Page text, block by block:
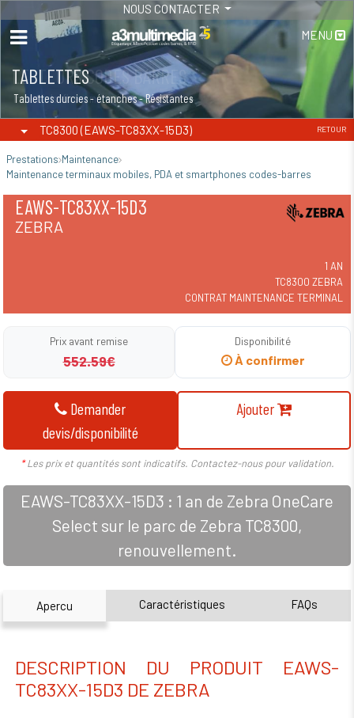
NOUS CONTACTER
MENU
TABLETTES
Tablettes durcies - étanches - Résistantes
TC8300 (EAWS-TC83XX-15D3) RETOUR
Prestations Maintenance
Maintenance terminaux mobiles, PDA et smartphones codes-barres
EAWS-TC83XX-15D3
ZEBRA
1 AN
TC8300 ZEBRA
CONTRAT MAINTENANCE TERMINAL
Prix avant remise
552.59€
Disponibilité
À confirmer
Demander
devis/disponibilité
Ajouter
*Les prix et quantités sont indicatifs. Contactez-nous pour validation.
EAWS-TC83XX-15D3 : 1 an de Zebra OneCare
Select sur le parc de Zebra TC8300,
renouvellement.
Apercu Caractéristiques FAQs
DESCRIPTION DU PRODUIT EAWS-
TC83XX-15D3 DE ZEBRA